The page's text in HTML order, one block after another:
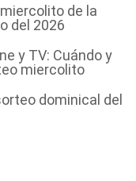
de la
del 2026
y TV: Cuándo y
miercolito
dominical del